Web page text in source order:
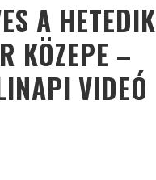
A HETEDIK
KÖZEPE –
VIDEÓ